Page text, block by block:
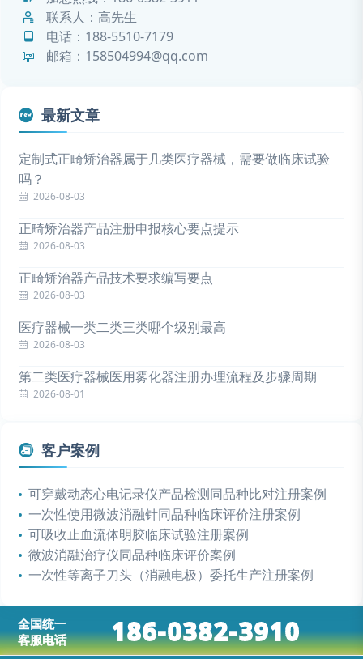
联系人：高先生
电话： 188-5510-7179
邮箱：158504994@qq.com
最新文章
定制式正畸矫治器属于几类医疗器械，需要做临床试验
吗？
2026-08-03
正畸矫治器产品注册申报核心要点提示
2026-08-03
正畸矫治器产品技术要求编写要点
2026-08-03
医疗器械一类二类三类哪个级别最高
2026-08-03
第二类医疗器械医用雾化器注册办理流程及步骤周期
2026-08-01
客户案例
可穿戴动态心电记录仪产品检测同品种比对注册案例
一次性使用微波消融针同品种临床评价注册案例
可吸收止血流体明胶临床试验注册案例
微波消融治疗仪同品种临床评价案例
一次性等离子刀头（消融电极）委托生产注册案例
全国统一
客服电话
186-0382-3910